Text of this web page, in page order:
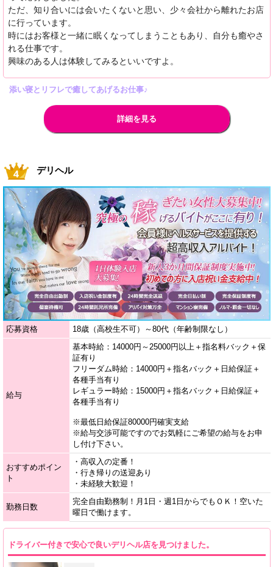
ただ、知り合いには会いたくないと思い、少々会社から離れたお店
に行っています。
時にはお客様と一緒に眠くなってしまうこともあり、自分も癒やさ
れる仕事です。
興味のある人は体験してみるといいですよ。
添い寝とリフレで癒してあげるお仕事♪
詳細を見る
デリヘル
応募資格 18歳（高校生不可）～80代（年齢制限なし）
給与
基本時給：14000円～25000円以上＋指名料バック＋保
証有り
フリーダム時給：14000円＋指名バック＋日給保証＋
各種手当有り
レギュラー時給：15000円＋指名バック＋日給保証＋
各種手当有り
※最低日給保証80000円確実支給
※給与交渉可能ですのでお気軽にご希望の給与をお申
し付け下さい。
おすすめポイン
ト
・高収入の定番！
・行き帰りの送迎あり
・未経験大歓迎！
勤務日数
完全自由勤務制！月1日・週1日からでもＯＫ！空いた
曜日で働けます。
ドライバー付きで安心で良いデリヘル店を見つけました。